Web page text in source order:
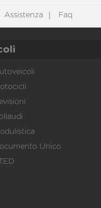
Assistenza Faq
Unico